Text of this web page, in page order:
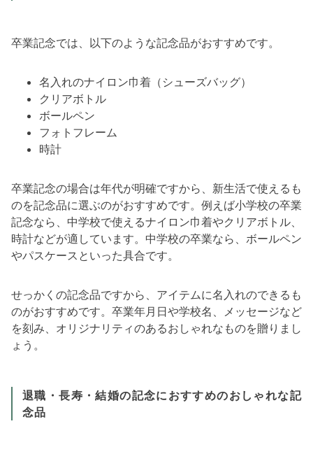
卒業記念では、以下のような記念品がおすすめです。
名入れのナイロン巾着（シューズバッグ）
クリアボトル
ボールペン
フォトフレーム
時計
卒業記念の場合は年代が明確ですから、新生活で使えるも
のを記念品に選ぶのがおすすめです。例えば小学校の卒業
記念なら、中学校で使えるナイロン巾着やクリアボトル、
時計などが適しています。中学校の卒業なら、ボールペン
やパスケースといった具合です。
せっかくの記念品ですから、アイテムに名入れのできるも
のがおすすめです。卒業年月日や学校名、メッセージなど
を刻み、オリジナリティのあるおしゃれなものを贈りまし
ょう。
退職・長寿・結婚の記念におすすめのおしゃれな記
念品